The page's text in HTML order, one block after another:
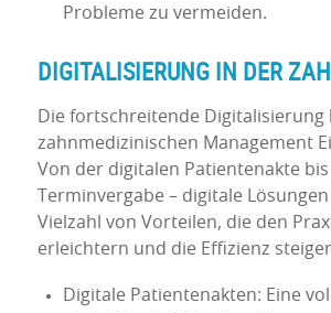
Probleme zu vermeiden.
DIGITALISIERUNG IN DER
Die fortschreitende Digitalisierung
zahnmedizinischen Management
Von der digitalen Patientenakte
Terminvergabe – digitale
Vielzahl von Vorteilen, die den
erleichtern und die Effizienz
Digitale Patientenakten: Eine